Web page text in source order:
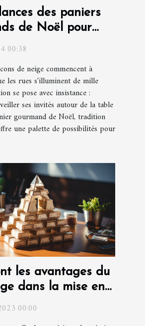
des paniers
de Noël pour
vos invités
00:38
de neige commencent à
les rues s'illuminent de mille
se pose avec insistance :
ses invités autour de la table
gourmand de Noël, tradition
une palette de possibilités pour
les avantages du
dans la mise en
00:00